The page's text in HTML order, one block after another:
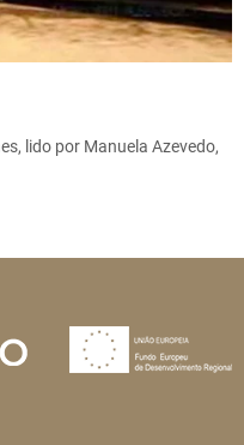
lido por Manuela Azevedo,